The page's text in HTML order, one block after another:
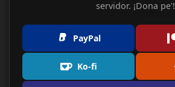
servidor. ¡Dona pe'!
PayPal
Ko-fi